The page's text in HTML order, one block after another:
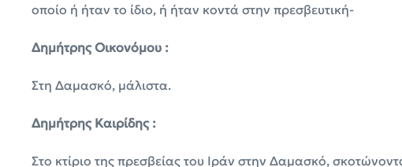
οποίο ή ήταν το ίδιο, ή ήταν κοντά στην πρεσβευτική-
Δημήτρης Οικονόμου :
Στη Δαμασκό, μάλιστα.
Δημήτρης Καιρίδης :
Στο κτίριο της πρεσβείας του Ιράν στην Δαμασκό,